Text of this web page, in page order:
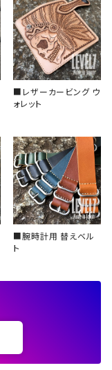
■レザーカービング ウ
ォレット
■腕時計用 替えベル
ト